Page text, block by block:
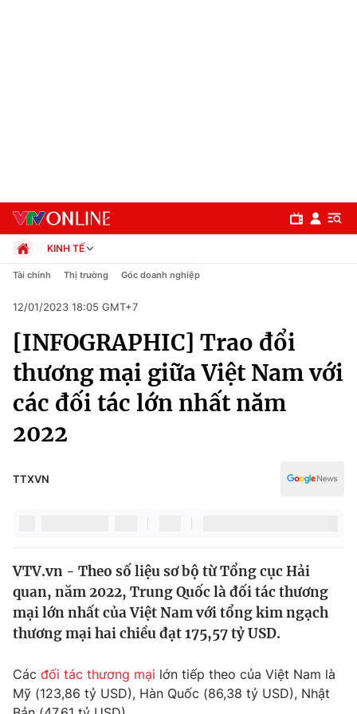
Chuyên mục
Chính trị
Xã hội
Tin tức
Thế giới đó đây
Câu chuyện quốc tế
Kinh tế
Tài chính
Góc doanh nghiệp
Dữ liệu và đời sống
Truyền hình
KINH TẾ
Chính trị
Pháp luật
Kinh tế
Thể thao
Truyền hình
Văn hóa - Giải trí
Đời sống
Tài chính Thị trường Góc doanh nghiệp
12/01/2023 18:05 GMT+7
[INFOGRAPHIC] Trao đổi
thương mại giữa Việt Nam với
các đối tác lớn nhất năm
2022
TTXVN
VTV.vn - Theo số liệu sơ bộ từ Tổng cục Hải
quan, năm 2022, Trung Quốc là đối tác thương
mại lớn nhất của Việt Nam với tổng kim ngạch
thương mại hai chiều đạt 175,57 tỷ USD.
Các đối tác thương mại lớn tiếp theo của Việt Nam là
Mỹ (123,86 tỷ USD), Hàn Quốc (86,38 tỷ USD), Nhật